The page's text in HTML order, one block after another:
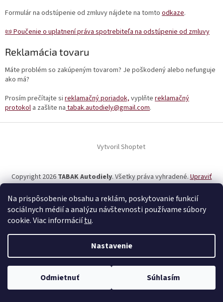
Na prispôsobenie obsahu a reklám, poskytovanie funkcií
sociálnych médií a analýzu návštevnosti používame súbory
cookie. Viac informáciítu.
Nastavenie
Odmietnuť Súhlasím
Formulár na odstúpenie od zmluvy nájdete na tomto odkaze.
📜 Poučenie o uplatnení práva spotrebiteľa na odstúpenie od zmluvy
Reklamácia tovaru
Máte problém so zakúpeným tovarom? Je poškodený alebo nefunguje
ako má?
Prosím prečítajte si reklamačný poriadok, vyplňte reklamačný
protokol a zašlite na tabak.autodiely@gmail.com.
i
Vytvoril Shoptet
Copyright 2026TABAK Autodiely. Všetky práva vyhradené.Upraviť
nastavenie cookies